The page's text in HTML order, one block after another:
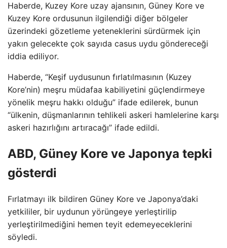
Haberde, Kuzey Kore uzay ajansının, Güney Kore ve
Kuzey Kore ordusunun ilgilendiği diğer bölgeler
üzerindeki gözetleme yeteneklerini sürdürmek için
yakın gelecekte çok sayıda casus uydu göndereceği
iddia ediliyor.
Haberde, “Keşif uydusunun fırlatılmasının (Kuzey
Kore’nin) meşru müdafaa kabiliyetini güçlendirmeye
yönelik meşru hakkı olduğu” ifade edilerek, bunun
“ülkenin, düşmanlarının tehlikeli askeri hamlelerine karşı
askeri hazırlığını artıracağı” ifade edildi.
ABD, Güney Kore ve Japonya tepki
gösterdi
Fırlatmayı ilk bildiren Güney Kore ve Japonya’daki
yetkililer, bir uydunun yörüngeye yerleştirilip
yerleştirilmediğini hemen teyit edemeyeceklerini
söyledi.